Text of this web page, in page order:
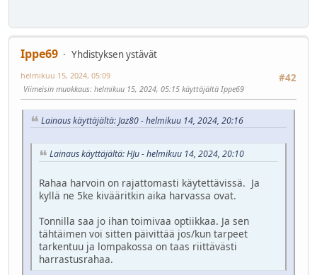
Ippe69
Yhdistyksen ystävät
#42
helmikuu 15, 2024, 05:09
Viimeisin muokkaus: helmikuu 15, 2024, 05:15 käyttäjältä Ippe69
Lainaus käyttäjältä: Jaz80 - helmikuu 14, 2024, 20:16
Lainaus käyttäjältä: HJu - helmikuu 14, 2024, 20:10
Rahaa harvoin on rajattomasti käytettävissä. Ja
kyllä ne 5ke kivääritkin aika harvassa ovat.
Tonnilla saa jo ihan toimivaa optiikkaa. Ja sen
tähtäimen voi sitten päivittää jos/kun tarpeet
tarkentuu ja lompakossa on taas riittävästi
harrastusrahaa.